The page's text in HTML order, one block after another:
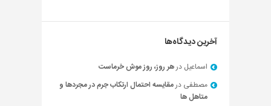
آخرین دیدگاه‌ها
اسماعیل درهر روز، روز موش خرماست
مصطفی درمقایسه احتمال ارتکاب جرم در مجردها و
متاهل ها